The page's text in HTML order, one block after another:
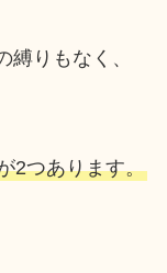
縛りもなく、
2つあります。